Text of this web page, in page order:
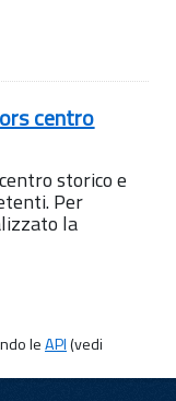
centro
storico e
Per
la
leAPI(vedi